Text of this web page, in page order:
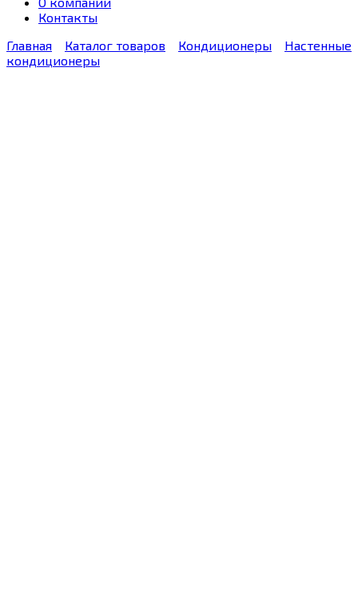
Контакты
Главная
Каталог товаров Кондиционеры
Настенные
кондиционеры